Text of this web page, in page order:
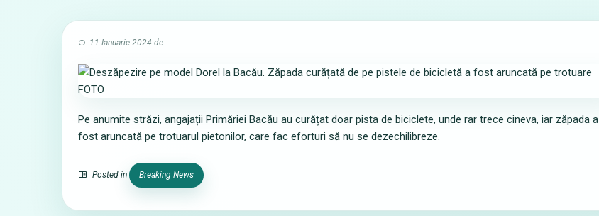
11 Ianuarie 2024 de
Pe anumite străzi, angajații Primăriei Bacău au curățat doar pista de biciclete, unde rar trece cineva, iar zăpada a
fost aruncată pe trotuarul pietonilor, care fac eforturi să nu se dezechilibreze.
Posted in Breaking News